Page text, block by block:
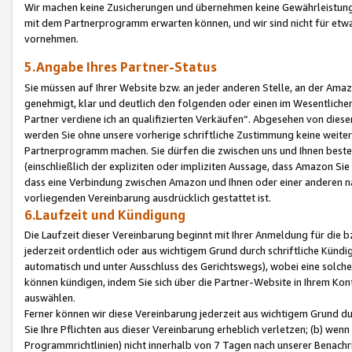
Wir machen keine Zusicherungen und übernehmen keine
mit dem Partnerprogramm erwarten können, und wir sind nicht für
vornehmen.
5.Angabe Ihres Partner-Status
Sie müssen auf Ihrer Website bzw. an jeder anderen Stelle, an der
genehmigt, klar und deutlich den folgenden oder einen im
Partner verdiene ich an qualifizierten Verkäufen“. Abgesehen von
werden Sie ohne unsere vorherige schriftliche Zustimmung keine
Partnerprogramm machen. Sie dürfen die zwischen uns und Ihnen
(einschließlich der expliziten oder impliziten Aussage, dass Amazon
dass eine Verbindung zwischen Amazon und Ihnen oder einer
vorliegenden Vereinbarung ausdrücklich gestattet ist.
6.Laufzeit und Kündigung
Die Laufzeit dieser Vereinbarung beginnt mit Ihrer Anmeldung für die
jederzeit ordentlich oder aus wichtigem Grund durch schriftliche
automatisch und unter Ausschluss des Gerichtswegs), wobei eine
können kündigen, indem Sie sich über die Partner-Website in Ihrem
auswählen.
Ferner können wir diese Vereinbarung jederzeit aus wichtigem Grund
Sie Ihre Pflichten aus dieser Vereinbarung erheblich verletzen; (b)
Programmrichtlinien) nicht innerhalb von 7 Tagen nach unserer